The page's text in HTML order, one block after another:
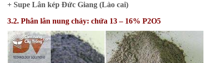
+ Supe Lân kép Đức Giang (Lào cai)
3.2. Phân lân nung chảy: chứa 13 – 16% P2O5